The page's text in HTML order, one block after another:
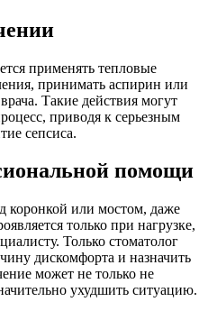
применять тепловые
принимать аспирин или
Такие действия могут
приводя к серьезным
сепсиса.
помощи
коронкой или мостом, даже
только при нагрузке,
Только стоматолог
дискомфорта и назначить
может не только не
ухудшить ситуацию.